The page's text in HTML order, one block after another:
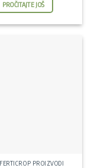
PROČITAJTE JOŠ
PROIZVODI